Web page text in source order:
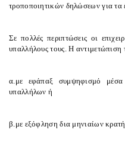
τροποποιητικών δηλώσεων για
Σε πολλές περιπτώσεις οι
υπαλλήλους τους. Η
α.με εφάπαξ συμψηφισμό
υπαλλήλων ή
β.με εξόφληση δια μηνιαίων